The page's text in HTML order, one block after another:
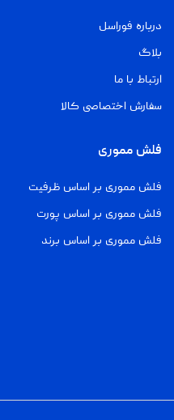
درباره فوراسل
بلاگ
ارتباط با ما
سفارش اختصاصی کالا
فلش مموری
فلش مموری بر اساس ظرفیت
فلش مموری بر اساس پورت
فلش مموری بر اساس برند